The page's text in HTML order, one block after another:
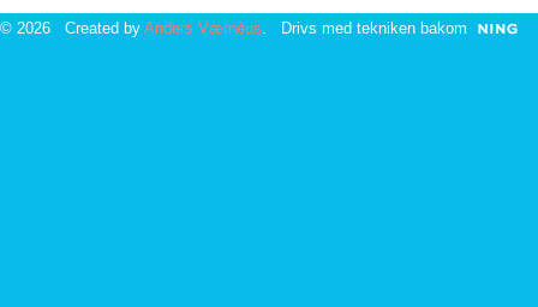
© 2026 Created by Anders Værnéus . Drivs med tekniken bakom